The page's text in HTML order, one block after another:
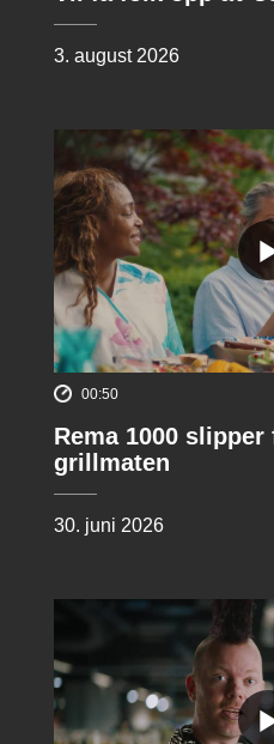
3. august 2026
00:50
Rema 1000
grillmaten
30. juni 2026